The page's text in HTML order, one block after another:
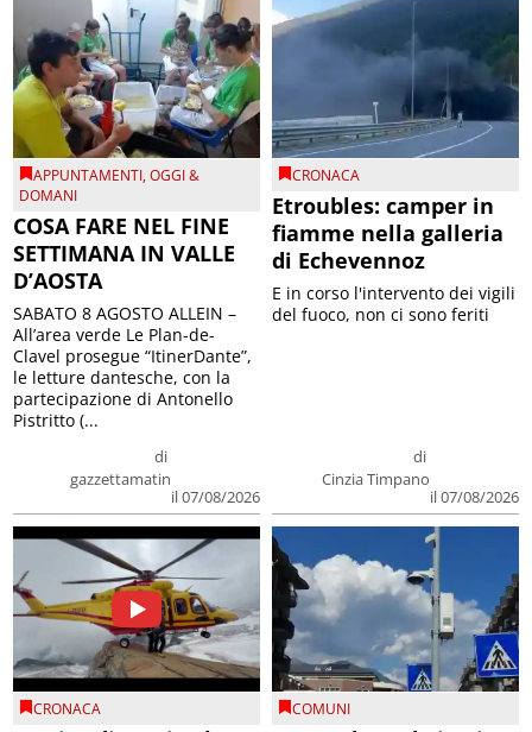
APPUNTAMENTI,OGGI &
DOMANI
COSA FARE NEL FINE
SETTIMANA IN VALLE
D’AOSTA
di
gazzettamatin
il 07/08/2026
SABATO 8 AGOSTO ALLEIN –
All’area verde Le Plan-de-
Clavel prosegue “ItinerDante”,
le letture dantesche, con la
partecipazione di Antonello
Pistritto (...
CRONACA
Etroubles: camper in
fiamme nella galleria
di Echevennoz
di
Cinzia Timpano
il 07/08/2026
E in corso l'intervento dei vigili
del fuoco, non ci sono feriti
CRONACA COMUNI